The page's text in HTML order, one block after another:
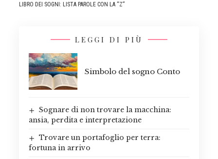
LIBRO DEI SOGNI: LISTA PAROLE CON LA “Z”
LEGGI DI PIÙ
Simbolo del sogno Conto
Sognare di non trovare la macchina:
ansia, perdita e interpretazione
Trovare un portafoglio per terra:
fortuna in arrivo